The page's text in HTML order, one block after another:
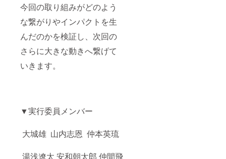
今回の取り組みがどのよう
な繋がりやインパクトを生
んだのかを検証し、次回の
さらに大きな動きへ繋げて
いきます。
▼実行委員メンバー
大城雄 山内志恩 仲本英琉
湯浅遼太 安和朝太郎 仲間飛